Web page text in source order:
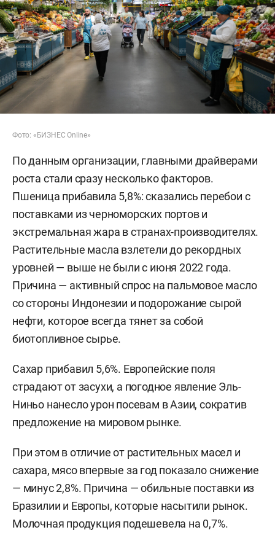
Фото: «БИЗНЕС Online»
По данным организации, главными драйверами
роста стали сразу несколько факторов.
Пшеница прибавила 5,8%: сказались перебои с
поставками из черноморских портов и
экстремальная жара в странах-производителях.
Растительные масла взлетели до рекордных
уровней — выше не были с июня 2022 года.
Причина — активный спрос на пальмовое масло
со стороны Индонезии и подорожание сырой
нефти, которое всегда тянет за собой
биотопливное сырье.
Сахар прибавил 5,6%. Европейские поля
страдают от засухи, а погодное явление Эль-
Ниньо нанесло урон посевам в Азии, сократив
предложение на мировом рынке.
При этом в отличие от растительных масел и
сахара, мясо впервые за год показало снижение
— минус 2,8%. Причина — обильные поставки из
Бразилии и Европы, которые насытили рынок.
Молочная продукция подешевела на 0,7%.